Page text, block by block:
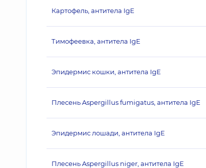
Картофель, антитела IgE
Тимофеевка, антитела IgE
Эпидермис кошки, антитела IgE
Плесень Aspergillus fumigatus, антитела IgE
Эпидермис лошади, антитела IgE
Плесень Aspergillus niger, антитела IgE